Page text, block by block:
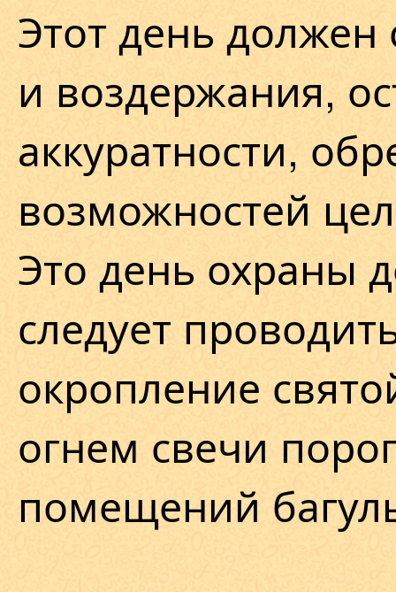
Этот день должен
и воздержания,
аккуратности,
возможностей
Это день охраны
следует
окропление
огнем свечи
помещений